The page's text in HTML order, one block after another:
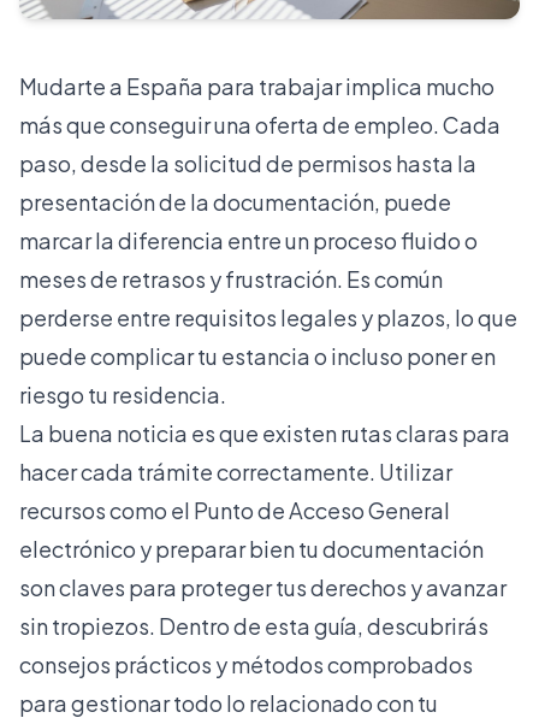
Mudarte a España para trabajar implica mucho
más que conseguir una oferta de empleo. Cada
paso, desde la solicitud de permisos hasta la
presentación de la documentación, puede
marcar la diferencia entre un proceso fluido o
meses de retrasos y frustración. Es común
perderse entre requisitos legales y plazos, lo que
puede complicar tu estancia o incluso poner en
riesgo tu residencia.
La buena noticia es que existen rutas claras para
hacer cada trámite correctamente. Utilizar
recursos como el Punto de Acceso General
electrónico y preparar bien tu documentación
son claves para proteger tus derechos y avanzar
sin tropiezos. Dentro de esta guía, descubrirás
consejos prácticos y métodos comprobados
para gestionar todo lo relacionado con tu